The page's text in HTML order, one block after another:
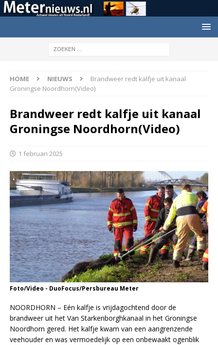
HOME NIEUWS
Brandweer redt kalfje uit kanaal
Groningse Noordhorn(Video)
Brandweer redt kalfje uit kanaal
Groningse Noordhorn(Video)
1 februari 2025
Foto/Video - DuoFocus/Persbureau Meter
NOORDHORN – Eén kalfje is vrijdagochtend door de
brandweer uit het Van Starkenborghkanaal in het Groningse
Noordhorn gered. Het kalfje kwam van een aangrenzende
veehouder en was vermoedelijk op een onbewaakt ogenblik